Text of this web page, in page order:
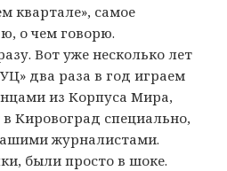
квартале», самое
о чем говорю.
Вот уже несколько лет
два раза в год играем
из Корпуса Мира,
Кировоград специально,
журналистами.
были просто в шоке.